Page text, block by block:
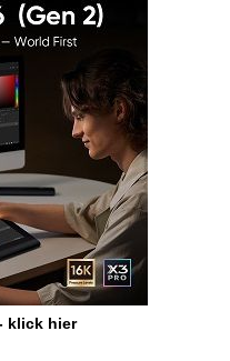
klick hier